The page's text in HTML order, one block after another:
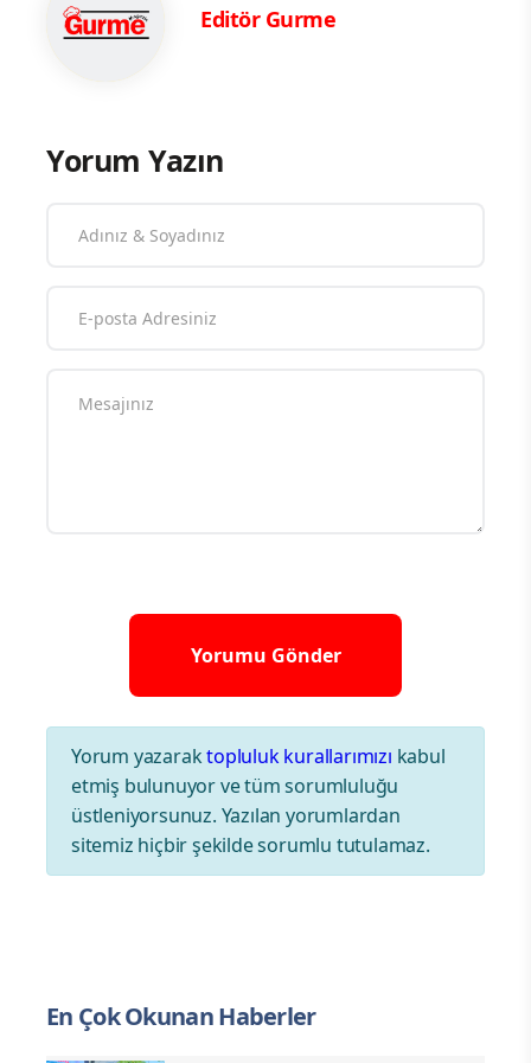
Editör Gurme
Yorum Yazın
Yorum yazaraktopluluk kurallarımızı kabul
etmiş bulunuyor ve tüm sorumluluğu
üstleniyorsunuz. Yazılan yorumlardan
sitemiz hiçbir şekilde sorumlu tutulamaz.
En Çok Okunan Haberler